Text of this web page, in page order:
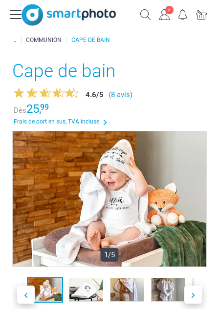
COMMUNION CAPE DE BAIN
Cape de bain
4.6/5
(8 avis)
Dès25,99
Frais de port en sus, TVA incluse
1/5